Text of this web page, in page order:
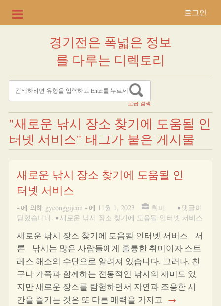
로그인
경기전은 폭넓은 정보
를 다루는 디렉토리
고급 검색
"새로운 낚시 장소 찾기에 도움될 인
터넷 서비스" 태그가 붙은 게시물
새로운 낚시 장소 찾기에 도움될 인
터넷 서비스
~에 의해 gyeonggijeon ~에 11월 1, 2023 취미 • 댓글이
닫혔습니다. •새로운 낚시 장소 찾기에 도움될 인터넷 서비스
새로운 낚시 장소 찾기에 도움될 인터넷 서비스 서
론 낚시는 많은 사람들에게 훌륭한 취미이자 스트
레스 해소의 수단으로 알려져 있습니다. 그러나, 친
구나 가족과 함께하는 전통적인 낚시의 재미도 있
지만 새로운 장소를 탐험하면서 자연과 조용한 시
간을 즐기는 것은 또 다른 매력을 가지고 →